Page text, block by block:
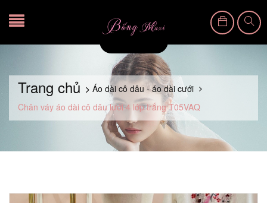
Trang chủ
Áo dài cô dâu - áo dài cưới
Chân váy áo dài cô dâu lưới 4 lớp trắng T05VAQ